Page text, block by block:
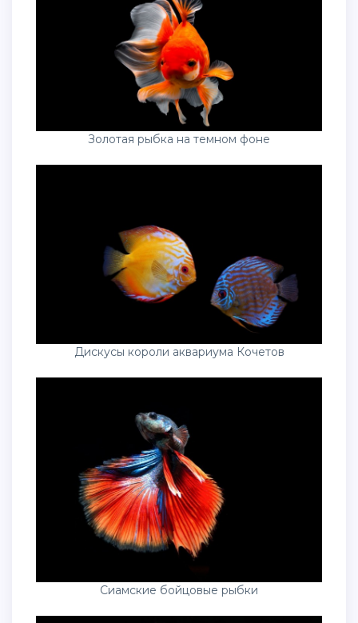
Золотая рыбка на темном фоне
Дискусы короли аквариума Кочетов
Сиамские бойцовые рыбки